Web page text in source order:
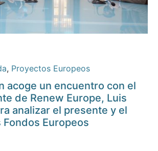
, Proyectos Europeos
acoge un encuentro con el
de Renew Europe, Luis
analizar el presente y el
Europeos